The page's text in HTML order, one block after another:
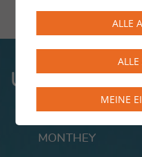
UNSERE
MONTHEY
ALLE
MEINE